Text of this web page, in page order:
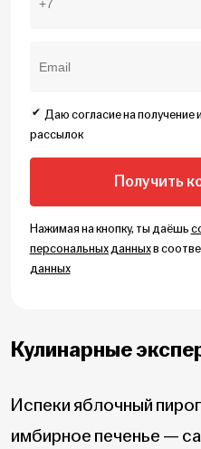
Даю согласие на
рассылок
Нажимая на кнопку, ты даёшь
персональных данныхв
данных
Кулинарные
Испеки яблочный
имбирное печенье —